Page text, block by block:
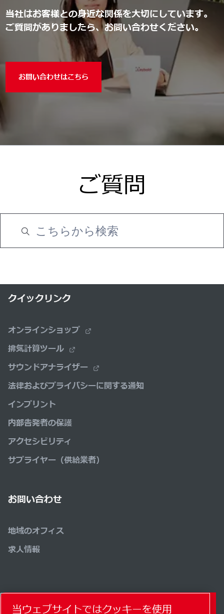
当社はお客様との身近な関係を大切にしています。
ご質問がありましたら、お問い合わせください。
お問い合わせはこちら
ご質問
クイックリンク
オンラインショップ
排気計算ツール
サウンドアナライザー
法律およびプライバシーに関する通知
インプリント
内部告発者の保護
アクセシビリティ
サプライヤー（供給業者）
お問い合わせ
地域のオフィス
求人情報
コンタクトフォーム
当ウェブサイトではクッキーを使用